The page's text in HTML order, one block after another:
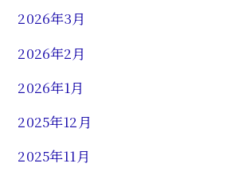
2026年3月
2026年2月
2026年1月
2025年12月
2025年11月